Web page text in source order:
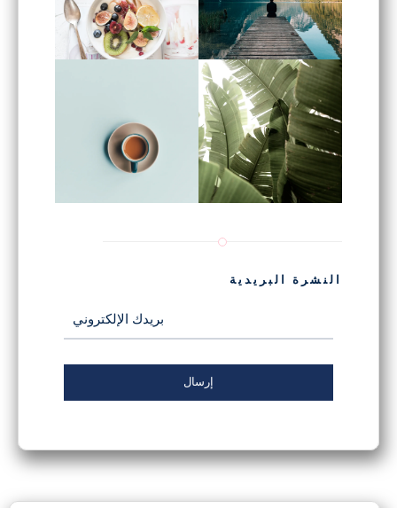
النشرة البريدية